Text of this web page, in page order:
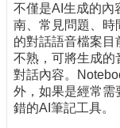
不僅是AI生成的內
南、常見問題、時
的對話語音檔案目
不熟，可將生成的
對話內容。
外，如果是經常需
錯的AI筆記工具。